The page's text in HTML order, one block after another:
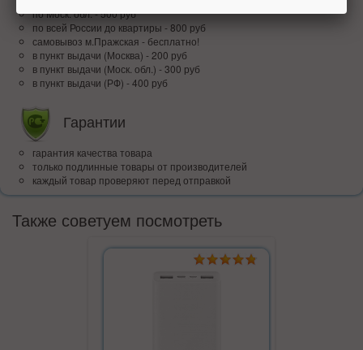
по Моск. обл. - 500 руб
по всей Росcии до квартиры - 800 руб
самовывоз м.Пражская - бесплатно!
в пункт выдачи (Москва) - 200 руб
в пункт выдачи (Моск. обл.) - 300 руб
в пункт выдачи (РФ) - 400 руб
Гарантии
гарантия качества товара
только подлинные товары от производителей
каждый товар проверяют перед отправкой
Также советуем посмотреть